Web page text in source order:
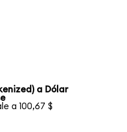
a Dólar
a 100,67 $